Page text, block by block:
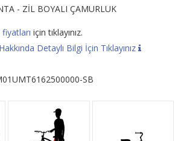
- ZİL BOYALI ÇAMURLUK
için tıklayınız.
Detaylı Bilgi İçin Tıklayınız
SB